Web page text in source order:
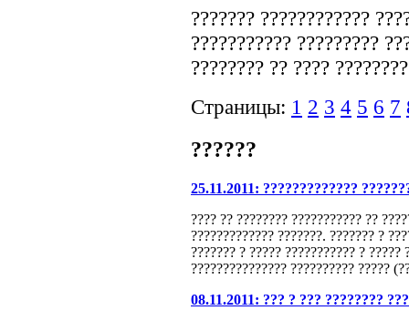
??????? ????????????
??????????? ?????????
???????? ?? ????
Страницы: 1 2 3 4 5 6 7
??????
25.11.2011: ?????????????
???? ?? ???????? ??????????? ??
????????????? ???????. ??????? ?
??????? ? ????? ??????????? ? ?????
??????????????? ?????????? ?????
08.11.2011: ??? ? ??? ????????